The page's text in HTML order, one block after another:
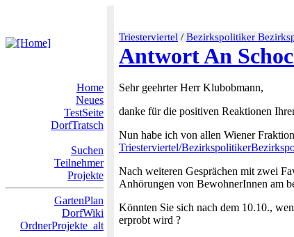
Triesterviertel / Bezirkspolitiker
Antwort An
Home
Neues
TestSeite
DorfTratsch
Suchen
Teilnehmer
Projekte
GartenPlan
DorfWiki
OrdnerProjekte_alt
Sehr geehrter Herr Klubobmann,
danke für die positiven Reaktionen
Nun habe ich von allen Wiener
Triesterviertel/
Nach weiteren Gesprächen mit zwei
Anhörungen von BewohnerInnen am
Könnten Sie sich nach dem 10.10.,
erprobt wird ?